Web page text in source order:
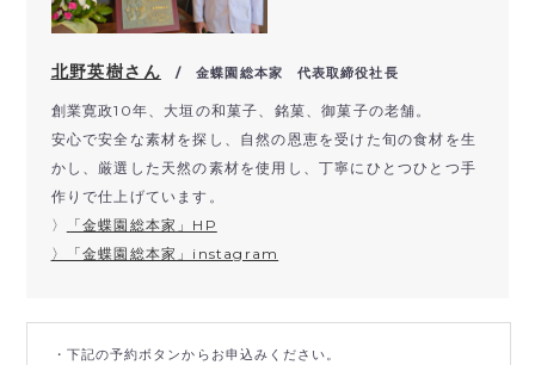
北野英樹さん / 金蝶園総本家 代表取締役社長
創業寛政10年、大垣の和菓子、銘菓、御菓子の老舗。
安心で安全な素材を探し、自然の恩恵を受けた旬の食材を生
かし、厳選した天然の素材を使用し、丁寧にひとつひとつ手
作りで仕上げています。
〉
「金蝶園総本家」HP
〉「金蝶園総本家」instagram
・下記の予約ボタンからお申込みください。